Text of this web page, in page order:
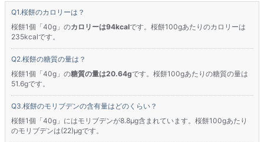
桜餅のカロリーは？
桜餅1個「40g」のカロリーは94kcalです。桜餅100gあたりのカロリーは
235kcalです。
桜餅の糖質の量は？
桜餅1個「40g」の糖質の量は20.64gです。桜餅100gあたりの糖質の量は
51.6gです。
桜餅のモリブデンの含有量はどのくらい？
桜餅1個「40g」にはモリブデンが8.8μg含まれています。桜餅100gあたり
のモリブデンは(22)μgです。